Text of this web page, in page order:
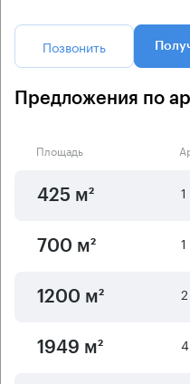
Позвонить
Предложения по
Площадь
425 м²
700 м²
1200 м²
1949 м²